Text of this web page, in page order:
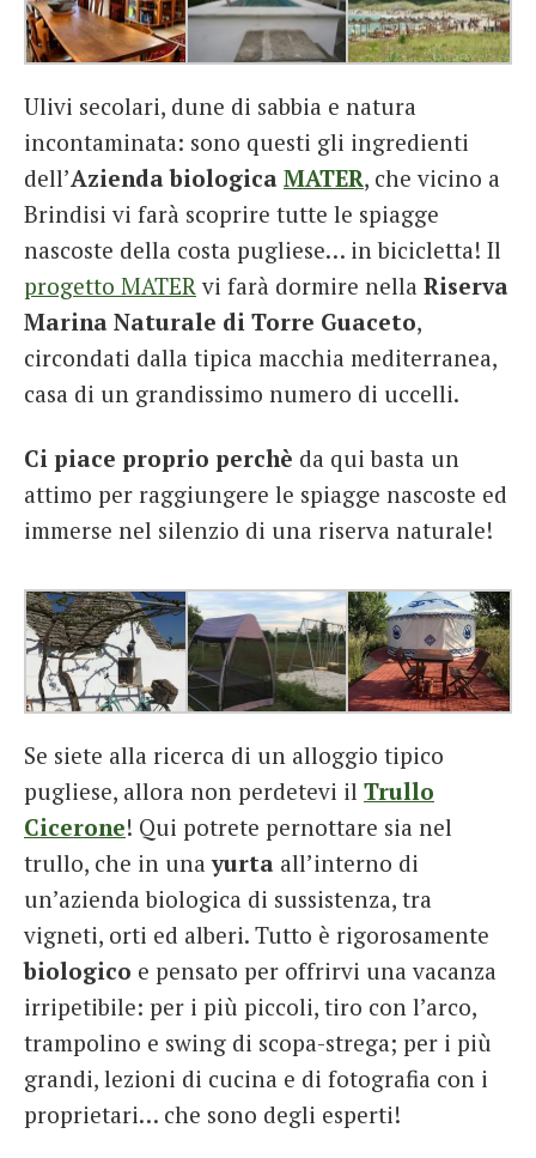
Ulivi secolari, dune di sabbia e natura
incontaminata: sono questi gli ingredienti
dell’Azienda biologica MATER, che vicino a
Brindisi vi farà scoprire tutte le spiagge
nascoste della costa pugliese… in bicicletta! Il
progetto MATER vi farà dormire nella Riserva
Marina Naturale di Torre Guaceto,
circondati dalla tipica macchia mediterranea,
casa di un grandissimo numero di uccelli.
Ci piace proprio perchè da qui basta un
attimo per raggiungere le spiagge nascoste ed
immerse nel silenzio di una riserva naturale!
Se siete alla ricerca di un alloggio tipico
pugliese, allora non perdetevi il Trullo
Cicerone! Qui potrete pernottare sia nel
trullo, che in unayurta all’interno di
un’azienda biologica di sussistenza, tra
vigneti, orti ed alberi. Tutto è rigorosamente
biologico e pensato per offrirvi una vacanza
irripetibile: per i più piccoli, tiro con l’arco,
trampolino e swing di scopa-strega; per i più
grandi, lezioni di cucina e di fotografia con i
proprietari… che sono degli esperti!